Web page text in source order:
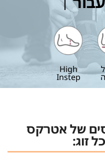
High
Instep
של אטרקס
זוג: